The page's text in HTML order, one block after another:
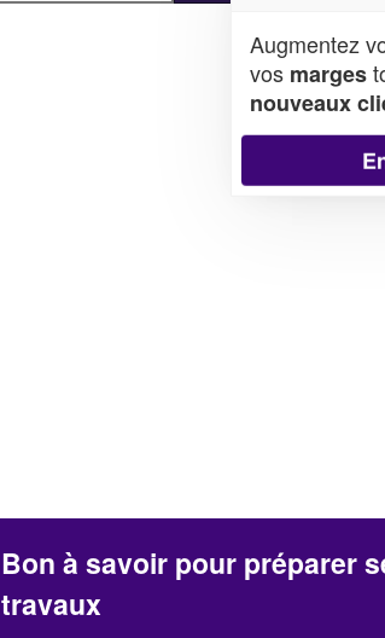
Bon à savoir pour préparer
travaux
Augmentez
vos marges
nouveaux